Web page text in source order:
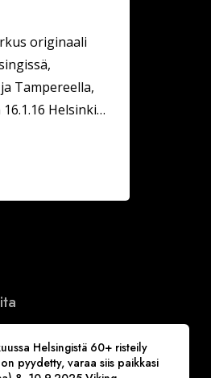
originaali
Tampereella,
Helsinki…
Helsingistä 60+ risteily
pyydetty, varaa siis paikkasi